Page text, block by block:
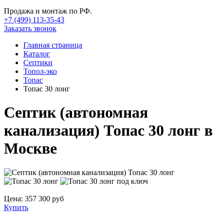
Продажа и монтаж по РФ.
+7 (499) 113-35-43
Заказать звонок
Главная страница
Каталог
Септики
Топол-эко
Топас
Топас 30 лонг
Септик (автономная
канализация) Топас 30 лонг в
Москве
Цена: 357 300 руб
Купить